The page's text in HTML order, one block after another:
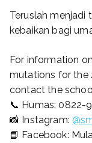
Teruslah menjadi
kebaikan bagi
For information
mutations for the
contact the
📞 Humas: 0822-
📸 Instagram:
📘 Facebook: